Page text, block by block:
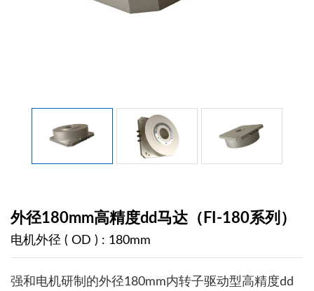
外径180mm高精度dd马达（FI-180系列）
电机外径 ( OD ) : 180mm
强和电机研制的外径180mm内转子驱动型高精度dd